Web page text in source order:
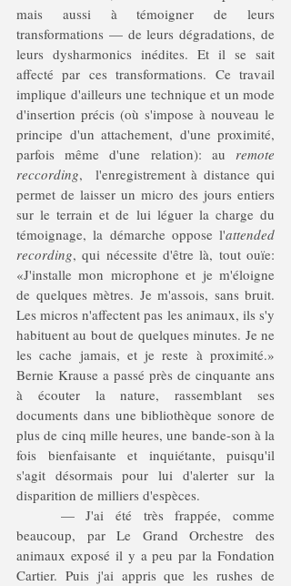
mais aussi à témoigner de leurs
transformations — de leurs dégradations, de
leurs dysharmonics inédites. Et il se sait
affecté par ces transformations. Ce travail
implique d'ailleurs une technique et un mode
d'insertion précis (où s'impose à nouveau le
principe d'un attachement, d'une proximité,
parfois même d'une relation): au remote
reccording,  l'enregistrement à distance qui
permet de laisser un micro des jours entiers
sur le terrain et de lui léguer la charge du
témoignage, la démarche oppose l'attended
recording, qui nécessite d'être là, tout ouïe:
«J'installe mon microphone et je m'éloigne
de quelques mètres. Je m'assois, sans bruit.
Les micros n'affectent pas les animaux, ils s'y
habituent au bout de quelques minutes. Je ne
les cache jamais, et je reste à proximité.»
Bernie Krause a passé près de cinquante ans
à écouter la nature, rassemblant ses
documents dans une bibliothèque sonore de
plus de cinq mille heures, une bande-son à la
fois bienfaisante et inquiétante, puisqu'il
s'agit désormais pour lui d'alerter sur la
disparition de milliers d'espèces.
beaucoup, par Le Grand Orchestre des
animaux exposé il y a peu par la Fondation
Cartier. Puis j'ai appris que les rushes de